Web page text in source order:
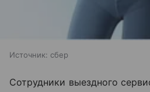
Источник: сбер
Сотрудники выездного